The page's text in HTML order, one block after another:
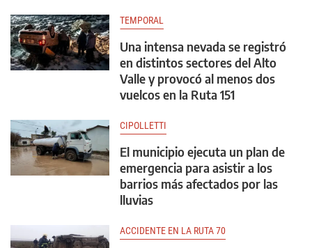
TEMPORAL
Una intensa nevada se registró
en distintos sectores del Alto
Valle y provocó al menos dos
vuelcos en la Ruta 151
CIPOLLETTI
El municipio ejecuta un plan de
emergencia para asistir a los
barrios más afectados por las
lluvias
ACCIDENTE EN LA RUTA 70